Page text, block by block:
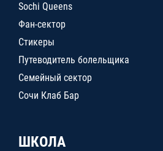
Sochi Queens
Фан-сектор
Стикеры
Путеводитель болельщика
Семейный сектор
Сочи Клаб Бар
ШКОЛА